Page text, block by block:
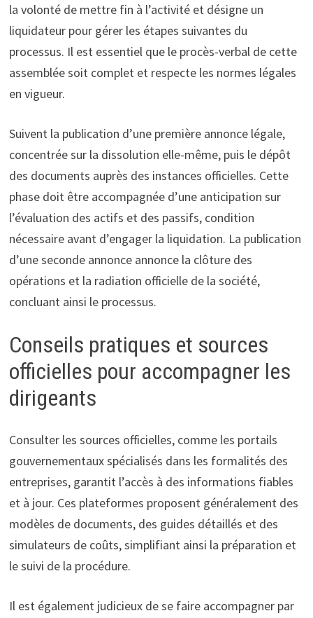
la volonté de mettre fin à l’activité et désigne un
liquidateur pour gérer les étapes suivantes du
processus. Il est essentiel que le procès-verbal de cette
assemblée soit complet et respecte les normes légales
en vigueur.
Suivent la publication d’une première annonce légale,
concentrée sur la dissolution elle-même, puis le dépôt
des documents auprès des instances officielles. Cette
phase doit être accompagnée d’une anticipation sur
l’évaluation des actifs et des passifs, condition
nécessaire avant d’engager la liquidation. La publication
d’une seconde annonce annonce la clôture des
opérations et la radiation officielle de la société,
concluant ainsi le processus.
Conseils pratiques et sources
officielles pour accompagner les
dirigeants
Consulter les sources officielles, comme les portails
gouvernementaux spécialisés dans les formalités des
entreprises, garantit l’accès à des informations fiables
et à jour. Ces plateformes proposent généralement des
modèles de documents, des guides détaillés et des
simulateurs de coûts, simplifiant ainsi la préparation et
le suivi de la procédure.
Il est également judicieux de se faire accompagner par